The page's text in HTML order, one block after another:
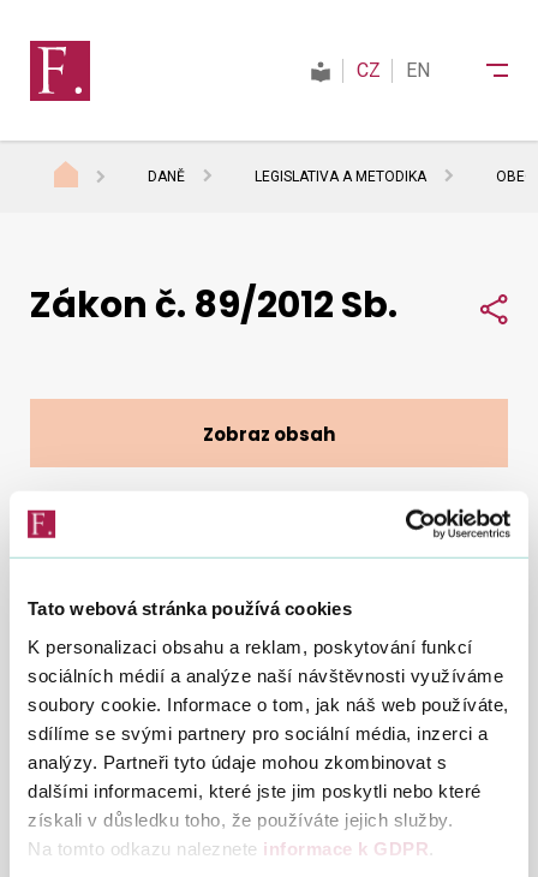
Tato webová stránka používá cookies
K personalizaci obsahu a reklam, poskytování funkcí
sociálních médií a analýze naší návštěvnosti využíváme
soubory cookie. Informace o tom, jak náš web používáte,
sdílíme se svými partnery pro sociální média, inzerci a
analýzy. Partneři tyto údaje mohou zkombinovat s
dalšími informacemi, které jste jim poskytli nebo které
získali v důsledku toho, že používáte jejich služby.
Na tomto odkazu naleznete informace k GDPR
Daně
Kontakty
Vyhledat na webu
CZ EN
DANĚ LEGISLATIVA A METODIKA
V současné době jsou tyto informace nedostupné.
V případě potřeby vyhledání zákonů a vyhlášek, prosím
použijte: https://portal.gov.cz/app/zakony/?
path=/portal/obcan/
V případě potřeby vyhledání pokynů D, prosím použijte:
http://www.mfcr.cz/cs/legislativa/financni-zpravodaj
Děkujeme za pochochopení
Zákon č. 89/2012 Sb.
Zobraz obsah